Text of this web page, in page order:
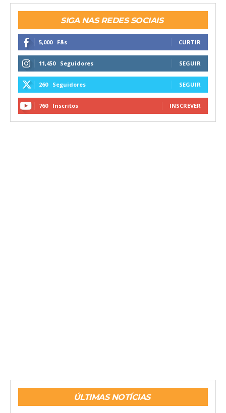
SIGA NAS REDES SOCIAIS
5,000 Fãs CURTIR
11,450 Seguidores SEGUIR
260 Seguidores SEGUIR
760 Inscritos INSCREVER
ÚLTIMAS NOTÍCIAS